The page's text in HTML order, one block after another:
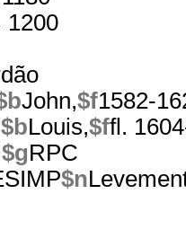
1200
John,$f1582-
$bLouis,$ffl.
$gRPC
$n